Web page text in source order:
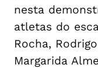
nesta
atletas do
Rocha,
Margarida